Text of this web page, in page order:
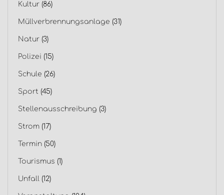
Kultur (86)
Müllverbrennungsanlage (31)
Natur (3)
Polizei (15)
Schule (26)
Sport (45)
Stellenausschreibung (3)
Strom (17)
Termin (50)
Tourismus (1)
Unfall (12)